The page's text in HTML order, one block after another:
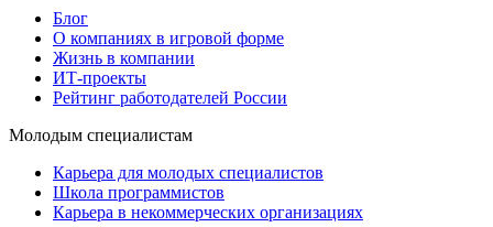
Блог
О компаниях в игровой форме
Жизнь в компании
ИТ-проекты
Рейтинг работодателей России
Молодым специалистам
Карьера для молодых специалистов
Школа программистов
Карьера в некоммерческих организациях